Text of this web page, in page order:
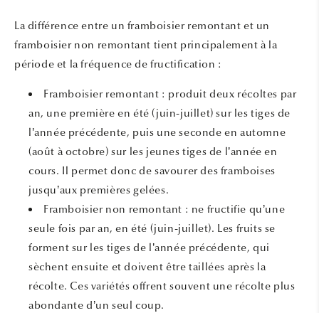
La différence entre un framboisier remontant et un
framboisier non remontant tient principalement à la
période et la fréquence de fructification :
Framboisier remontant : produit deux récoltes par
an, une première en été (juin-juillet) sur les tiges de
l’année précédente, puis une seconde en automne
(août à octobre) sur les jeunes tiges de l’année en
cours. Il permet donc de savourer des framboises
jusqu’aux premières gelées.
Framboisier non remontant : ne fructifie qu’une
seule fois par an, en été (juin-juillet). Les fruits se
forment sur les tiges de l’année précédente, qui
sèchent ensuite et doivent être taillées après la
récolte. Ces variétés offrent souvent une récolte plus
abondante d’un seul coup.